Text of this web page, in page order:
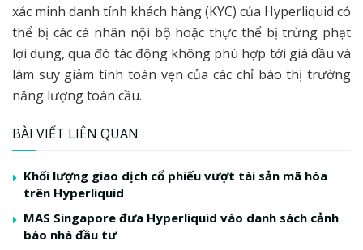
xác minh danh tính khách hàng (KYC) của Hyperliquid có
thể bị các cá nhân nội bộ hoặc thực thể bị trừng phạt
lợi dụng, qua đó tác động không phù hợp tới giá dầu và
làm suy giảm tính toàn vẹn của các chỉ báo thị trường
năng lượng toàn cầu.
BÀI VIẾT LIÊN QUAN
Khối lượng giao dịch cổ phiếu vượt tài sản mã hóa
trên Hyperliquid
MAS Singapore đưa Hyperliquid vào danh sách cảnh
báo nhà đầu tư